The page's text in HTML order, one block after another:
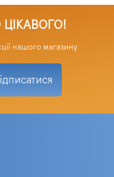
ЦІКАВОГО!
нашого магазину